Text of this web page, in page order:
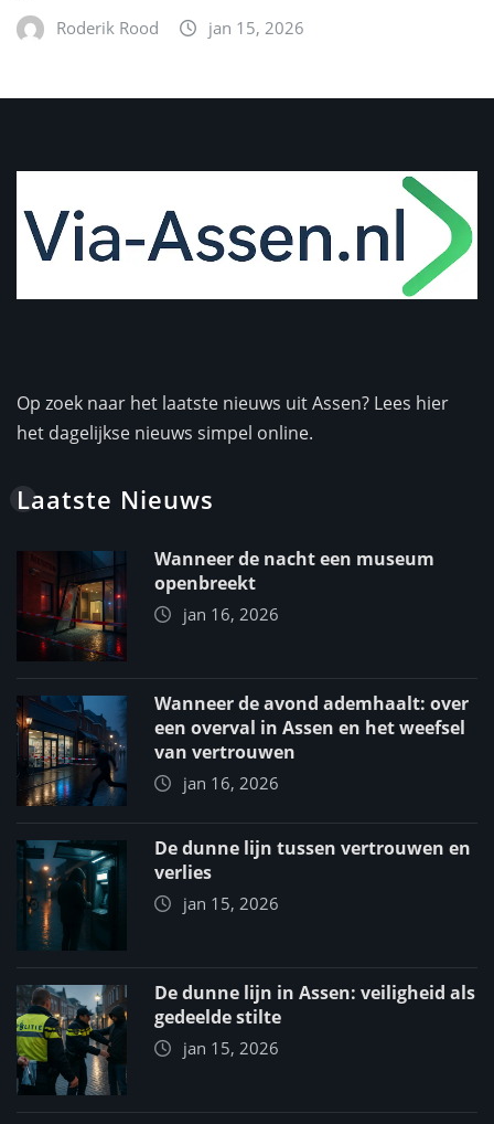
Roderik Rood jan 15, 2026
Op zoek naar het laatste nieuws uit Assen? Lees hier
het dagelijkse nieuws simpel online.
Laatste Nieuws
Wanneer de nacht een museum
openbreekt
jan 16, 2026
Wanneer de avond ademhaalt: over
een overval in Assen en het weefsel
van vertrouwen
jan 16, 2026
De dunne lijn tussen vertrouwen en
verlies
jan 15, 2026
De dunne lijn in Assen: veiligheid als
gedeelde stilte
jan 15, 2026